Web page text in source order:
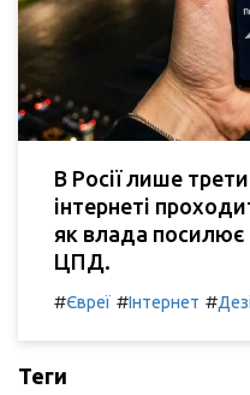
В Росії лише
інтернеті
як влада посилює
ЦПД.
#Євреї #Інтернет #
Теги